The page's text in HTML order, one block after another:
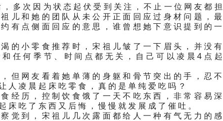
多次因为状态起伏受到关注，不止一位网友都担
儿和她的团队从未公开正面回应过身材问题，最
有点侧面回应的意思，谁曾想她下意识提到的一
的小零食推荐时，宋祖儿皱了一下眉头，并没有
任何季节、时间点都无关，自己可以凌晨4点起
但网友看着她单薄的身躯和骨节突出的手，忍不
人凌晨起床吃零食，真的是单纯爱吃吗？
经历，控制饮食饿了一天不吃东西，非常容易深
床吃了东西又后悔，慢慢就发展成了催吐。
觉到，宋祖儿几次露面都给人一种有气无力的感